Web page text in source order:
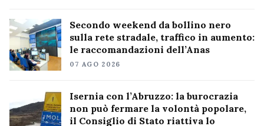
Secondo weekend da bollino nero
sulla rete stradale, traffico in aumento:
le raccomandazioni dell’Anas
07 AGO 2026
Isernia con l’Abruzzo: la burocrazia
non può fermare la volontà popolare,
il Consiglio di Stato riattiva lo